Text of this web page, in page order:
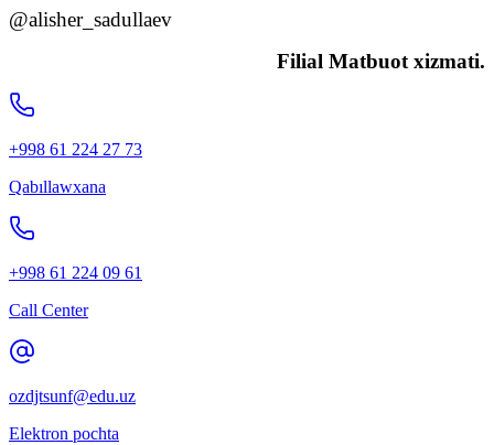
@alisher_sadullaev
Filial Matbuot xizmati.
+998 61 224 27 73
Qabıllawxana
+998 61 224 09 61
Call Center
ozdjtsunf@edu.uz
Elektron pochta